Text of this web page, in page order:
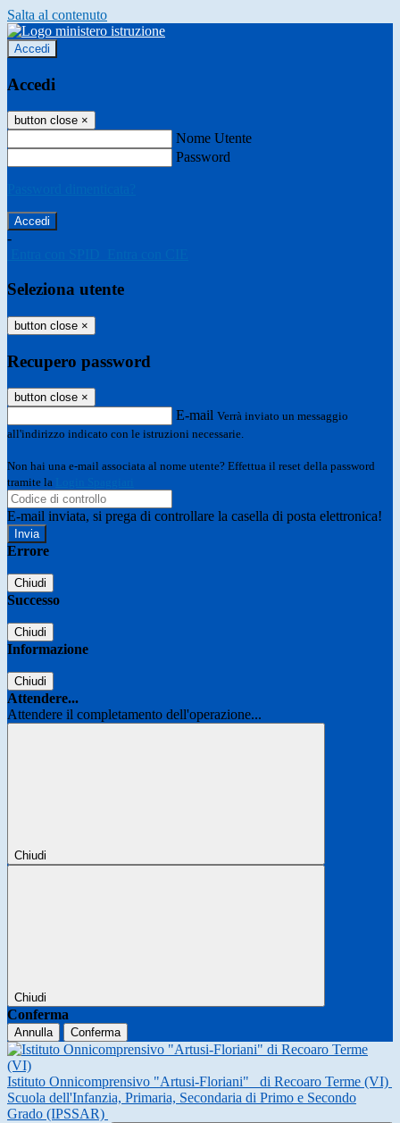
Salta al contenuto
Accedi
Accedi
button close ×
Nome Utente
Password
-
Seleziona utente
button close ×
Recupero password
button close ×
E-mail Verrà inviato un messaggio
all'indirizzo indicato con le istruzioni necessarie.
Non hai una e-mail associata al nome utente? Effettua il reset della password
tramite la
E-mail inviata, si prega di controllare la casella di posta elettronica!
Errore
Chiudi
Successo
Chiudi
Informazione
Chiudi
Attendere...
Attendere il completamento dell'operazione...
Chiudi
Chiudi
Conferma
Annulla Conferma
Istituto Onnicomprensivo "Artusi-Floriani"
di Recoaro Terme (VI)
Scuola dell'Infanzia, Primaria, Secondaria di Primo e Secondo
Grado (IPSSAR)